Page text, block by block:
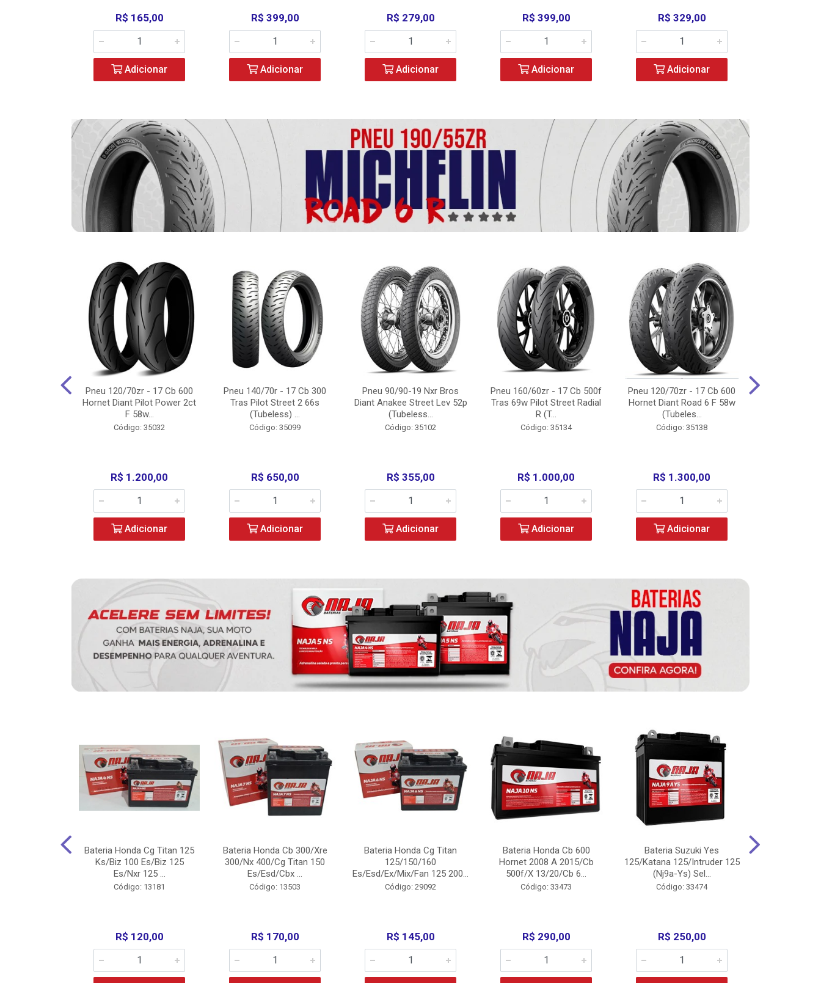
R$ 165,00
Adicionar
R$ 399,00
Adicionar
R$ 279,00
Adicionar
R$ 399,00
Adicionar
R$ 329,00
Adicionar
Pneu 120/70zr - 17 Cb 600
Hornet Diant Pilot Power 2ct
F 58w...
Código: 35032
R$ 1.200,00
Adicionar
Pneu 140/70r - 17 Cb 300
Tras Pilot Street 2 66s
(Tubeless) ...
Código: 35099
R$ 650,00
Adicionar
Pneu 90/90-19 Nxr Bros
Diant Anakee Street Lev 52p
(Tubeless...
Código: 35102
R$ 355,00
Adicionar
Pneu 160/60zr - 17 Cb 500f
Tras 69w Pilot Street Radial
R (T...
Código: 35134
R$ 1.000,00
Adicionar
Pneu 120/70zr - 17 Cb 600
Hornet Diant Road 6 F 58w
(Tubeles...
Código: 35138
R$ 1.300,00
Adicionar
Bateria Honda Cg Titan 125
Ks/Biz 100 Es/Biz 125
Es/Nxr 125 ...
Código: 13181
R$ 120,00
Bateria Honda Cb 300/Xre
300/Nx 400/Cg Titan 150
Es/Esd/Cbx ...
Código: 13503
R$ 170,00
Bateria Honda Cg Titan
125/150/160
Es/Esd/Ex/Mix/Fan 125 200...
Código: 29092
R$ 145,00
Bateria Honda Cb 600
Hornet 2008 A 2015/Cb
500f/X 13/20/Cb 6...
Código: 33473
R$ 290,00
Bateria Suzuki Yes
125/Katana 125/Intruder 125
(Nj9a-Ys) Sel...
Código: 33474
R$ 250,00